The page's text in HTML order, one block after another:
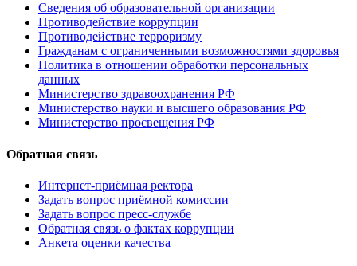
Сведения об образовательной организации
Противодействие коррупции
Противодействие терроризму
Гражданам с ограниченными возможностями здоровья
Политика в отношении обработки персональных
данных
Министерство здравоохранения РФ
Министерство науки и высшего образования РФ
Министерство просвещения РФ
Обратная связь
Интернет-приёмная ректора
Задать вопрос приёмной комиссии
Задать вопрос пресс-службе
Обратная связь о фактах коррупции
Анкета оценки качества